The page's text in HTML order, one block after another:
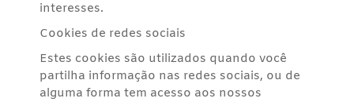
interesses.
Cookies de redes sociais
Estes cookies são utilizados quando você
partilha informação nas redes sociais, ou de
alguma forma tem acesso aos nossos